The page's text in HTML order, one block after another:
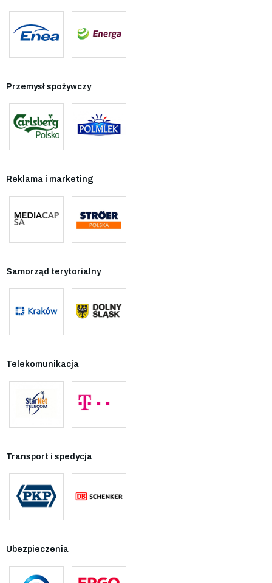
Przemysł spożywczy
Reklama i marketing
Samorząd terytorialny
Telekomunikacja
Transport i spedycja
Ubezpieczenia